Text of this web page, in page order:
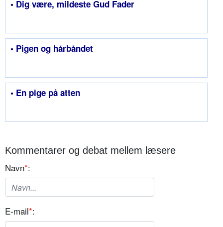
• Dig være, mildeste Gud Fader
• Pigen og hårbåndet
• En pige på atten
Kommentarer og debat mellem læsere
Navn*:
E-mail*: